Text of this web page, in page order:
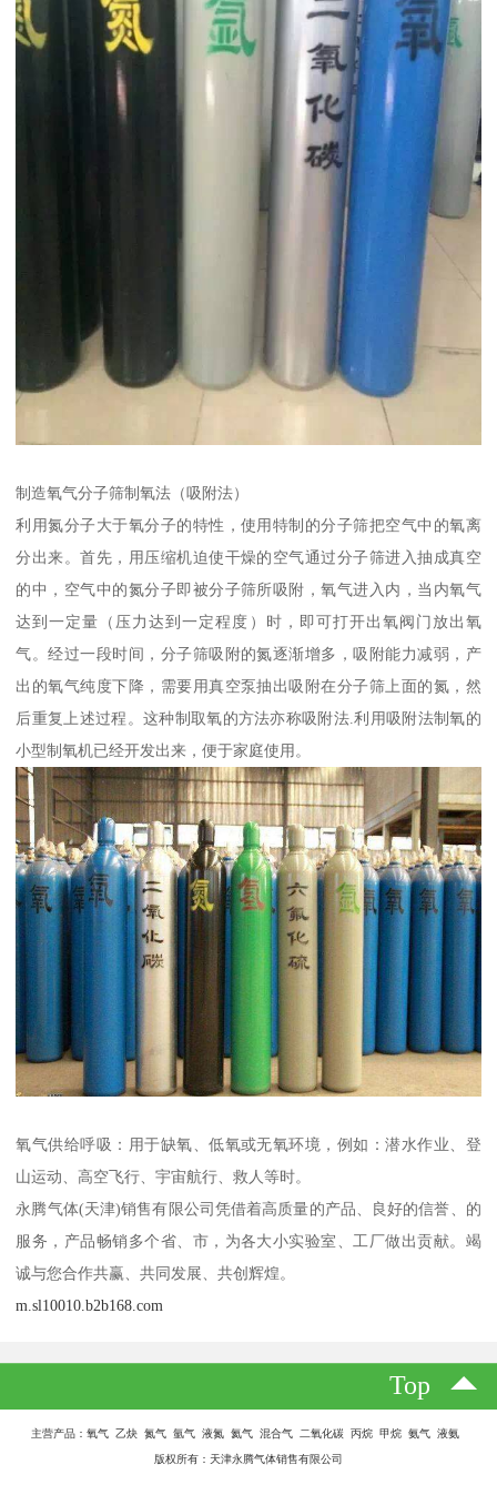
制造氧气分子筛制氧法（吸附法）
利用氮分子大于氧分子的特性，使用特制的分子筛把空气中的氧离
分出来。首先，用压缩机迫使干燥的空气通过分子筛进入抽成真空
的中，空气中的氮分子即被分子筛所吸附，氧气进入内，当内氧气
达到一定量（压力达到一定程度）时，即可打开出氧阀门放出氧
气。经过一段时间，分子筛吸附的氮逐渐增多，吸附能力减弱，产
出的氧气纯度下降，需要用真空泵抽出吸附在分子筛上面的氮，然
后重复上述过程。这种制取氧的方法亦称吸附法.利用吸附法制氧的
小型制氧机已经开发出来，便于家庭使用。
氧气供给呼吸：用于缺氧、低氧或无氧环境，例如：潜水作业、登
山运动、高空飞行、宇宙航行、救人等时。
永腾气体(天津)销售有限公司凭借着高质量的产品、良好的信誉、的
服务，产品畅销多个省、市，为各大小实验室、工厂做出贡献。竭
诚与您合作共赢、共同发展、共创辉煌。
m.sl10010.b2b168.com
Top
主营产品：氧气 乙炔 氮气 氩气 液氮 氦气 混合气 二氧化碳 丙烷 甲烷 氨气 液氨
版权所有：天津永腾气体销售有限公司